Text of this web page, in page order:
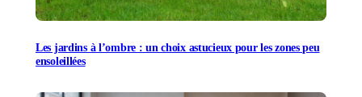
Les jardins à l’ombre : un choix astucieux pour les zones peu
ensoleillées